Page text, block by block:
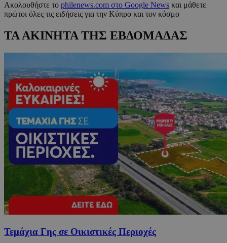
Ακολουθήστε το philenews.com στο Google News και μάθετε
πρώτοι όλες τις ειδήσεις για την Κύπρο και τον κόσμο
ΤΑ ΑΚΙΝΗΤΑ ΤΗΣ ΕΒΔΟΜΑΔΑΣ
Τεμάχια Γης σε Οικιστικές Περιοχές